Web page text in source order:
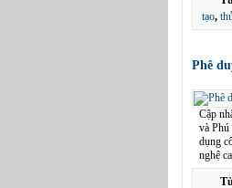
tạo,
Phê
Cập
và
dụng
nghệ